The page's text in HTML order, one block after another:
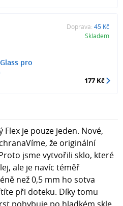
pro
Doprava: 45 Kč
Skladem
177 Kč
Flex je pouze jeden. Nové,
že originální
jsme vytvořili sklo, které
ale je navíc téměř
než 0,5 mm ho sotva
při doteku. Díky tomu